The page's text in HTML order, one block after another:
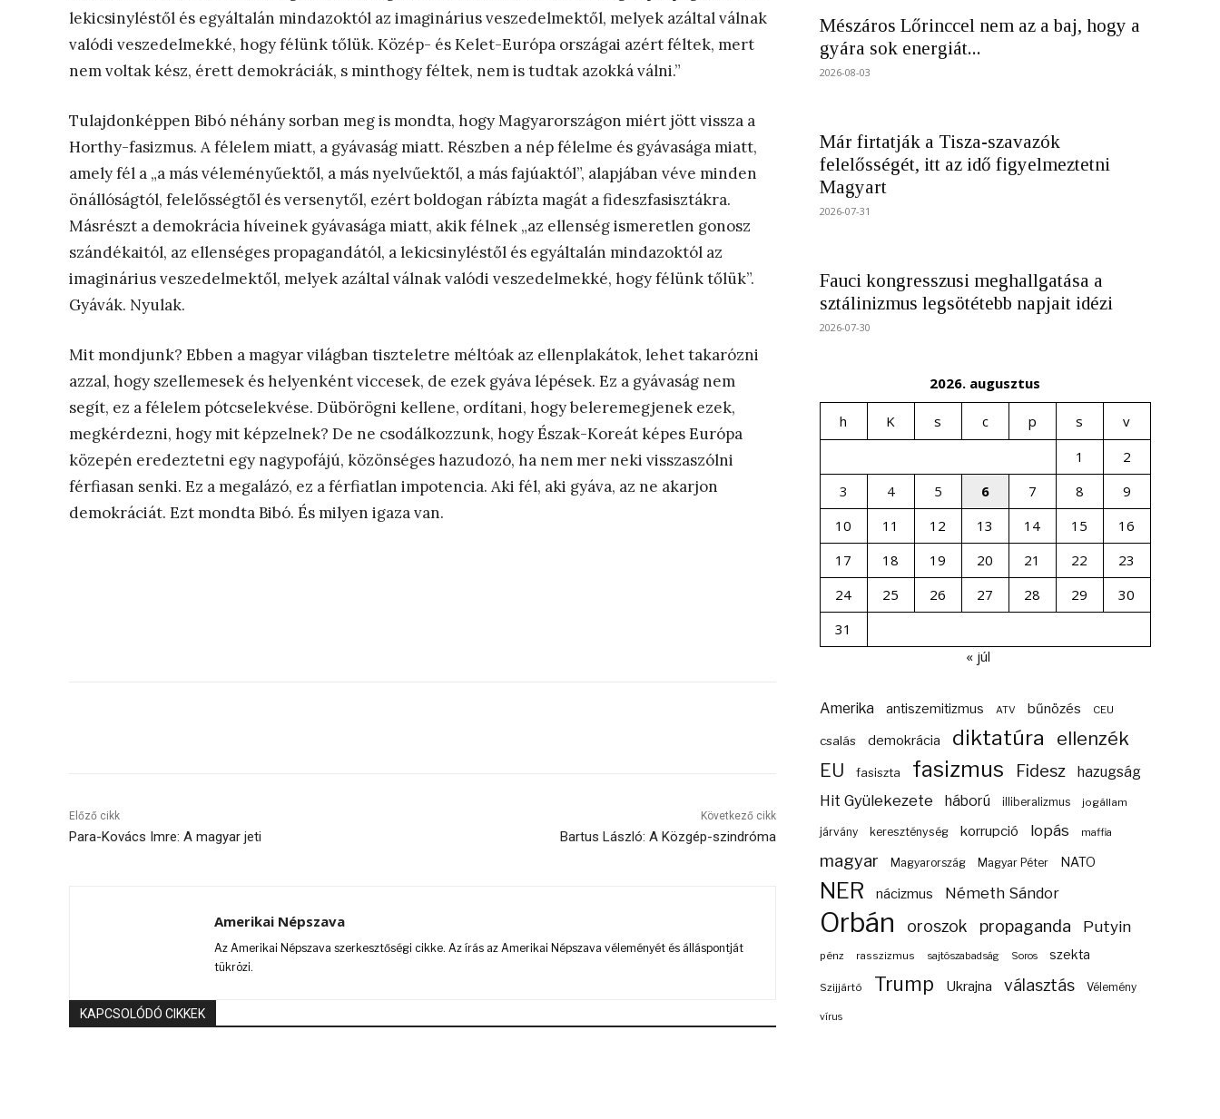
lekicsinyléstől és egyáltalán mindazoktól az imaginárius veszedelmektől, melyek azáltal válnak
valódi veszedelmekké, hogy félünk tőlük. Közép- és Kelet-Európa országai azért féltek, mert
nem voltak kész, érett demokráciák, s minthogy féltek, nem is tudtak azokká válni.”
Tulajdonképpen Bibó néhány sorban meg is mondta, hogy Magyarországon miért jött vissza a
Horthy-fasizmus. A félelem miatt, a gyávaság miatt. Részben a nép félelme és gyávasága miatt,
amely fél a „a más véleményűektől, a más nyelvűektől, a más fajúaktól”, alapjában véve minden
önállóságtól, felelősségtől és versenytől, ezért boldogan rábízta magát a fideszfasisztákra.
Másrészt a demokrácia híveinek gyávasága miatt, akik félnek „az ellenség ismeretlen gonosz
szándékaitól, az ellenséges propagandától, a lekicsinyléstől és egyáltalán mindazoktól az
imaginárius veszedelmektől, melyek azáltal válnak valódi veszedelmekké, hogy félünk tőlük”.
Gyávák. Nyulak.
Mit mondjunk? Ebben a magyar világban tiszteletre méltóak az ellenplakátok, lehet takarózni
azzal, hogy szellemesek és helyenként viccesek, de ezek gyáva lépések. Ez a gyávaság nem
segít, ez a félelem pótcselekvése. Dübörögni kellene, ordítani, hogy beleremegjenek ezek,
megkérdezni, hogy mit képzelnek? De ne csodálkozzunk, hogy Észak-Koreát képes Európa
közepén eredeztetni egy nagypofájú, közönséges hazudozó, ha nem mer neki visszaszólni
férfiasan senki. Ez a megalázó, ez a férfiatlan impotencia. Aki fél, aki gyáva, az ne akarjon
demokráciát. Ezt mondta Bibó. És milyen igaza van.
Előző cikk
Para-Kovács Imre: A magyar jeti
Következő cikk
Bartus László: A Közgép-szindróma
Amerikai Népszava
Az Amerikai Népszava szerkesztőségi cikke. Az írás az Amerikai Népszava véleményét és álláspontját
tükrözi.
KAPCSOLÓDÓ CIKKEK
Mészáros Lőrinccel nem az a baj, hogy a
gyára sok energiát...
2026-08-03
Már firtatják a Tisza-szavazók
felelősségét, itt az idő figyelmeztetni
Magyart
2026-07-31
Fauci kongresszusi meghallgatása a
sztálinizmus legsötétebb napjait idézi
2026-07-30
2026. augusztus
h K s c p s
v
1
2
3
4 5 6 7 8
9
10
11 12 13 14 15
16
17
18 19 20 21 22
23
24
25 26 27 28 29
30
31
« júl
Amerika antiszemitizmus ATV bűnözés CEU
csalás demokrácia diktatúra ellenzék
EU fasiszta fasizmus Fidesz hazugság
Hit Gyülekezete háború illiberalizmus jogállam
járvány kereszténység korrupció lopás maffia
magyar Magyarország Magyar Péter NATO
NER nácizmus Németh Sándor
Orbán oroszok propaganda Putyin
pénz rasszizmus sajtószabadság Soros szekta
Szijjártó Trump Ukrajna választás Vélemény
vírus